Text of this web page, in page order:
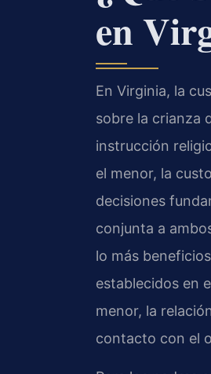
en
En Virginia, la
sobre la crianza
instrucción
el menor, la
decisiones
conjunta a
lo más
establecidos en
menor, la
contacto con el